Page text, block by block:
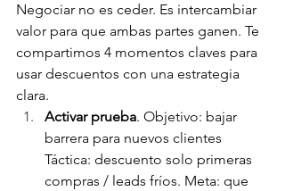
Negociar no es ceder. Es intercambiar
valor para que ambas partes ganen. Te
compartimos 4 momentos claves para
usar descuentos con una estrategia
clara.
Activar prueba. Objetivo: bajar
barrera para nuevos clientes
Táctica: descuento solo primeras
compras / leads fríos. Meta: que